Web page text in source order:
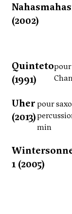
(2002)
Quinteto
(1991)
Uher
(2013)
pour
min
1 (2005)